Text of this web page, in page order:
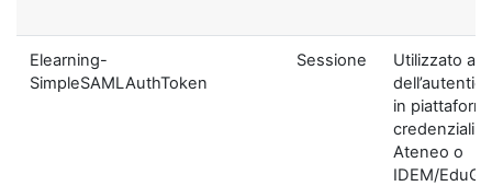
Elearning-
SimpleSAMLAuthToken
Sessione
Utilizzato ai
in
credenziali di
Ateneo o
IDEM/